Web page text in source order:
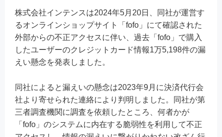
株式会社インテンスは2024年5月20日、同社が運営す
るオンラインショップサイト「fofo」にて確認された
外部からの不正アクセスに伴い、過去「fofo」で購入
したユーザーのクレジットカード情報1万5,198件の漏
えい懸念を発表しました。
同社によると漏えいの懸念は2023年9月に決済代行会
社より寄せられた連絡により判明しました。同社が第
三者調査機関に調査を依頼したところ、何者かが
「fofo」のシステムに内在する脆弱性を利用して不正